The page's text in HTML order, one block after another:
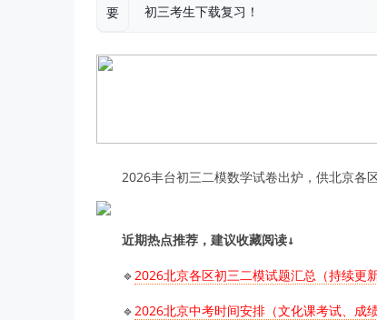
要
初三考生下载复习！
2026丰台初三二模数学试卷出炉，供北京各
近期热点推荐，建议收藏阅读↓
🔹2026北京各区初三二模试题汇总（持续更新
🔹2026北京中考时间安排（文化课考试、成